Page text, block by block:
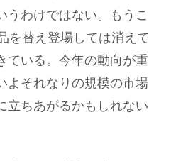
うわけではない。もうこ
を替え登場しては消えて
ている。今年の動向が重
よそれなりの規模の市場
立ちあがるかもしれない